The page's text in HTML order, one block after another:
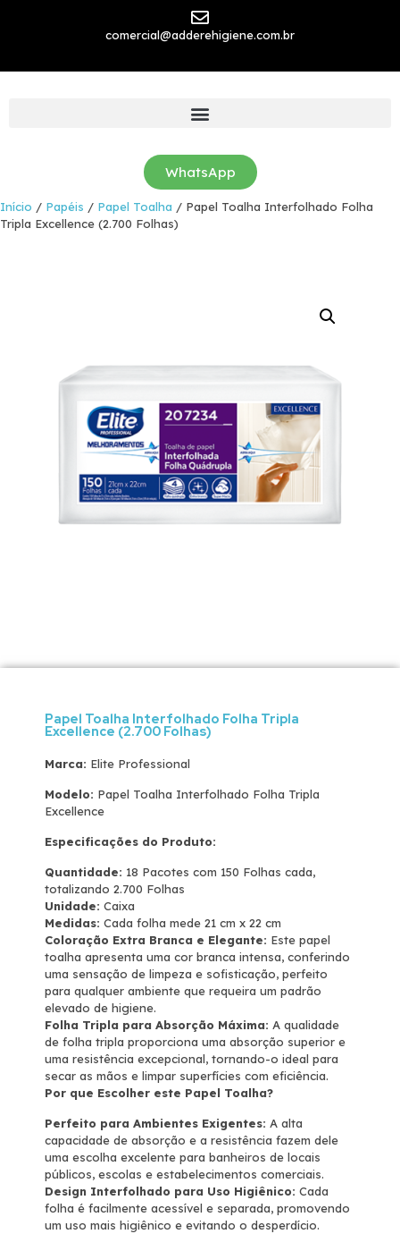
comercial@adderehigiene.com.br
WhatsApp
Início / Papéis / Papel Toalha / Papel Toalha Interfolhado Folha
Tripla Excellence (2.700 Folhas)
Papel Toalha Interfolhado Folha Tripla
Excellence (2.700 Folhas)
Marca: Elite Professional
Modelo: Papel Toalha Interfolhado Folha Tripla
Excellence
Especificações do Produto:
Quantidade: 18 Pacotes com 150 Folhas cada,
totalizando 2.700 Folhas
Unidade: Caixa
Medidas: Cada folha mede 21 cm x 22 cm
Coloração Extra Branca e Elegante: Este papel
toalha apresenta uma cor branca intensa, conferindo
uma sensação de limpeza e sofisticação, perfeito
para qualquer ambiente que requeira um padrão
elevado de higiene.
Folha Tripla para Absorção Máxima: A qualidade
de folha tripla proporciona uma absorção superior e
uma resistência excepcional, tornando-o ideal para
secar as mãos e limpar superfícies com eficiência.
Por que Escolher este Papel Toalha?
Perfeito para Ambientes Exigentes: A alta
capacidade de absorção e a resistência fazem dele
uma escolha excelente para banheiros de locais
públicos, escolas e estabelecimentos comerciais.
Design Interfolhado para Uso Higiênico: Cada
folha é facilmente acessível e separada, promovendo
um uso mais higiênico e evitando o desperdício.